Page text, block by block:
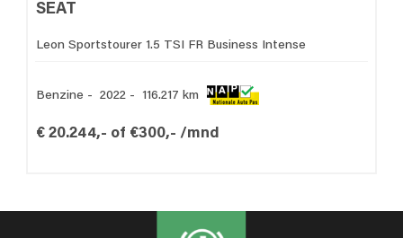
SEAT
Leon Sportstourer 1.5 TSI FR Business Intense
Benzine - 2022 - 116.217 km
€ 20.244,- of €300,- /mnd